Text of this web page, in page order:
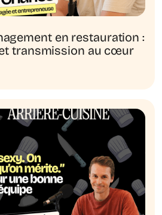
en restauration :
transmission au cœur